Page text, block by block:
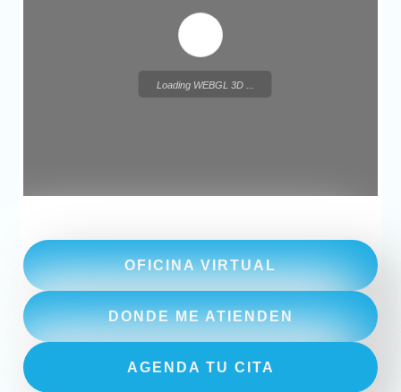
Loading WEBGL 3D ...
OFICINA VIRTUAL
DONDE ME ATIENDEN
AGENDA TU CITA